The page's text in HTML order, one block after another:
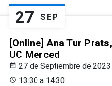
27 SEP
[Online] Ana Tur Prats,
UC Merced
27 de Septiembre de 2023
13:30 a 14:30